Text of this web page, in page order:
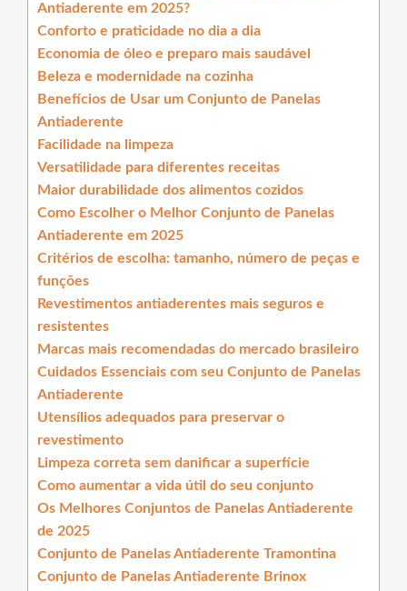
Antiaderente em 2025?
Conforto e praticidade no dia a dia
Economia de óleo e preparo mais saudável
Beleza e modernidade na cozinha
Benefícios de Usar um Conjunto de Panelas
Antiaderente
Facilidade na limpeza
Versatilidade para diferentes receitas
Maior durabilidade dos alimentos cozidos
Como Escolher o Melhor Conjunto de Panelas
Antiaderente em 2025
Critérios de escolha: tamanho, número de peças e
funções
Revestimentos antiaderentes mais seguros e
resistentes
Marcas mais recomendadas do mercado brasileiro
Cuidados Essenciais com seu Conjunto de Panelas
Antiaderente
Utensílios adequados para preservar o
revestimento
Limpeza correta sem danificar a superfície
Como aumentar a vida útil do seu conjunto
Os Melhores Conjuntos de Panelas Antiaderente
de 2025
Conjunto de Panelas Antiaderente Tramontina
Conjunto de Panelas Antiaderente Brinox